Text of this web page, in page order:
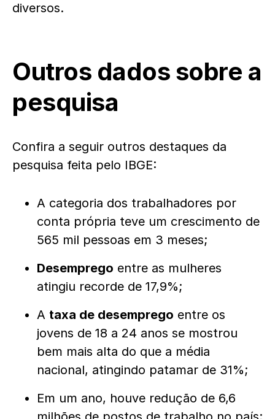
diversos.
Outros dados sobre a
pesquisa
Confira a seguir outros destaques da
pesquisa feita pelo IBGE:
A categoria dos trabalhadores por
conta própria teve um crescimento de
565 mil pessoas em 3 meses;
Desemprego entre as mulheres
atingiu recorde de 17,9%;
A taxa de desemprego entre os
jovens de 18 a 24 anos se mostrou
bem mais alta do que a média
nacional, atingindo patamar de 31%;
Em um ano, houve redução de 6,6